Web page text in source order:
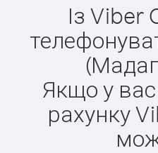
Із Viber
Якщо у
рахунку